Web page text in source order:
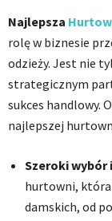
Najlepsza
rolę w biznesie
odzieży. Jest nie
strategicznym
sukces handlowy.
najlepszej
Szeroki wybór
hurtowni,
damskich, od